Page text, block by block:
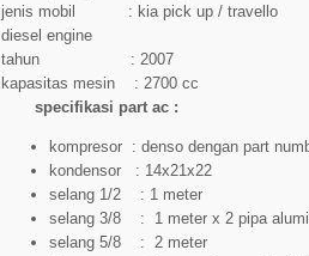
jenis mobil : kia pick up / travello
diesel engine
tahun : 2007
kapasitas mesin : 2700 cc
specifikasi part ac :
kompresor : denso dengan part
kondensor : 14x21x22
selang 1/2 : 1 meter
selang 3/8 : 1 meter x 2 pipa
selang 5/8 : 2 meter